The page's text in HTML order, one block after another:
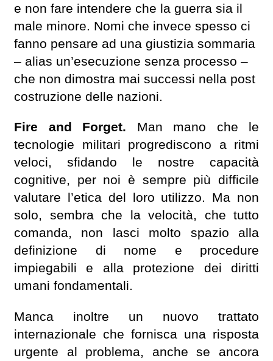
e non fare intendere che la guerra sia il
male minore. Nomi che invece spesso ci
fanno pensare ad una giustizia sommaria
– alias un’esecuzione senza processo –
che non dimostra mai successi nella post
costruzione delle nazioni.
Fire and Forget. Man mano che le
tecnologie militari progrediscono a ritmi
veloci, sfidando le nostre capacità
cognitive, per noi è sempre più difficile
valutare l’etica del loro utilizzo. Ma non
solo, sembra che la velocità, che tutto
comanda, non lasci molto spazio alla
definizione di nome e procedure
impiegabili e alla protezione dei diritti
umani fondamentali.
Manca inoltre un nuovo trattato
internazionale che fornisca una risposta
urgente al problema, anche se ancora